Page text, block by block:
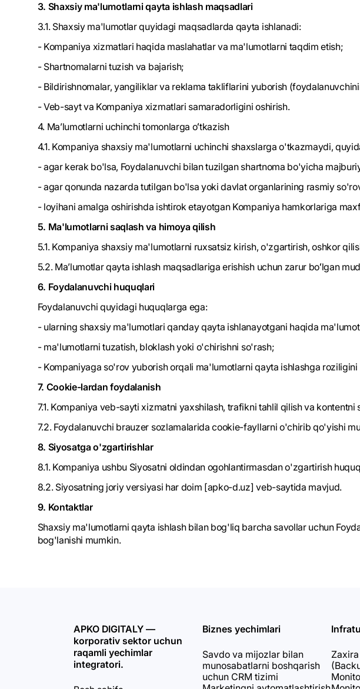
3. Shaxsiy ma'lumotlarni qayta ishlash maqsadlari
3.1. Shaxsiy ma'lumotlar quyidagi maqsadlarda qayta ishlanadi:
- Kompaniya xizmatlari haqida maslahatlar va ma'lumotlarni taqdim etish;
- Shartnomalarni tuzish va bajarish;
- Bildirishnomalar, yangiliklar va reklama takliflarini yuborish
- Veb-sayt va Kompaniya xizmatlari samaradorligini oshirish.
4. Maʼlumotlarni uchinchi tomonlarga oʻtkazish
4.1. Kompaniya shaxsiy ma'lumotlarni uchinchi shaxslarga o'tkazmaydi,
- agar kerak bo'lsa, Foydalanuvchi bilan tuzilgan shartnoma bo'yicha
- agar qonunda nazarda tutilgan bo'lsa yoki davlat organlarining rasmiy
- loyihani amalga oshirishda ishtirok etayotgan Kompaniya hamkorlariga
5. Ma'lumotlarni saqlash va himoya qilish
5.1. Kompaniya shaxsiy ma'lumotlarni ruxsatsiz kirish, o'zgartirish, oshkor
5.2. Maʼlumotlar qayta ishlash maqsadlariga erishish uchun zarur boʻlgan
6. Foydalanuvchi huquqlari
Foydalanuvchi quyidagi huquqlarga ega:
- ularning shaxsiy ma'lumotlari qanday qayta ishlanayotgani haqida
- ma'lumotlarni tuzatish, bloklash yoki o'chirishni so'rash;
- Kompaniyaga so'rov yuborish orqali ma'lumotlarni qayta ishlashga
7. Cookie-lardan foydalanish
7.1. Kompaniya veb-sayti xizmatni yaxshilash, trafikni tahlil qilish va
7.2. Foydalanuvchi brauzer sozlamalarida cookie-fayllarni o'chirib qo'yishi
8. Siyosatga o'zgartirishlar
8.1. Kompaniya ushbu Siyosatni oldindan ogohlantirmasdan o'zgartirish
8.2. Siyosatning joriy versiyasi har doim [apko-d.uz] veb-saytida mavjud.
9. Kontaktlar
Shaxsiy ma'lumotlarni qayta ishlash bilan bog'liq barcha savollar uchun
bog'lanishi mumkin.
APKO DIGITALY —
korporativ sektor uchun
raqamli yechimlar
integratori.
Biznes yechimlari
Savdo va mijozlar bilan
munosabatlarni boshqarish
uchun CRM tizimi